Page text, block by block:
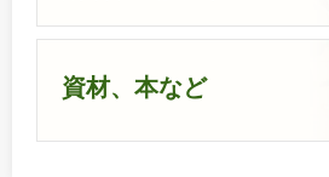
資材、本など